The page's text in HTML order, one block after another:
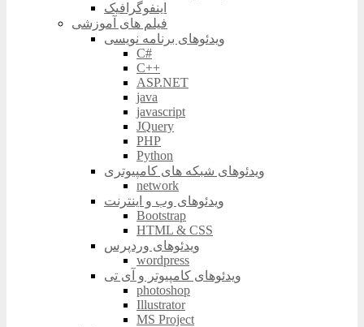
اینفوگرافیک
فیلم های آموزشی
ویدئوهای برنامه نویسی
C#
C++
ASP.NET
java
javascript
JQuery
PHP
Python
ویدئوهای شبکه های کامپیوتری
network
ویدئوهای وب و اینترنت
Bootstrap
HTML & CSS
ویدئوهای وردپرس
wordpress
ویدئوهای کامپیوتر و آی تی
photoshop
Illustrator
MS Project